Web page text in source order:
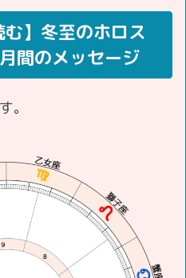
】冬至のホロス
間のメッセージ
。